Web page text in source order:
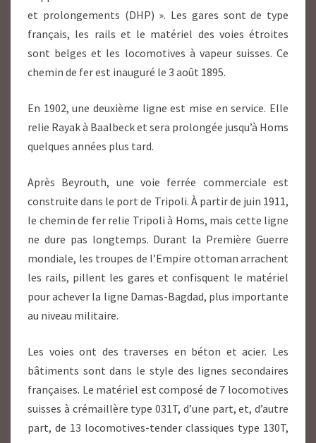
et prolongements (DHP) ». Les gares sont de type
français, les rails et le matériel des voies étroites
sont belges et les locomotives à vapeur suisses. Ce
chemin de fer est inauguré le 3 août 1895.
En 1902, une deuxième ligne est mise en service. Elle
relie Rayak à Baalbeck et sera prolongée jusqu’à Homs
quelques années plus tard.
Après Beyrouth, une voie ferrée commerciale est
construite dans le port de Tripoli. À partir de juin 1911,
le chemin de fer relie Tripoli à Homs, mais cette ligne
ne dure pas longtemps. Durant la Première Guerre
mondiale, les troupes de l’Empire ottoman arrachent
les rails, pillent les gares et confisquent le matériel
pour achever la ligne Damas-Bagdad, plus importante
au niveau militaire.
Les voies ont des traverses en béton et acier. Les
bâtiments sont dans le style des lignes secondaires
françaises. Le matériel est composé de 7 locomotives
suisses à crémaillère type 031T, d’une part, et, d’autre
part, de 13 locomotives-tender classiques type 130T,